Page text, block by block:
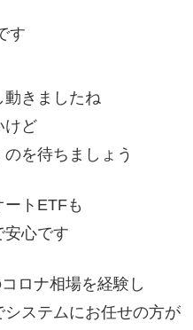
す
きましたね
けど
を待ちましょう
ートETFも
安心です
ロナ相場を経験し
ステムにお任せの方が